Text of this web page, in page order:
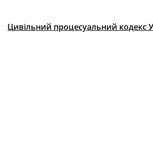
Цивільний процесуальний кодекс